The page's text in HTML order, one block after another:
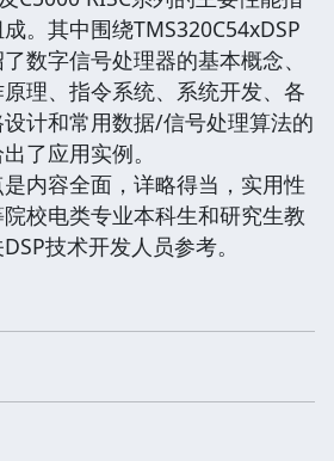
。其中围绕TMS320C54xDSP
数字信号处理器的基本概念、
理、指令系统、系统开发、各
计和常用数据/信号处理算法的
了应用实例。
内容全面，详略得当，实用性
校电类专业本科生和研究生教
技术开发人员参考。